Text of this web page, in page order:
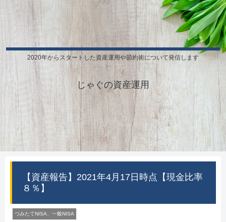
2020年からスタートした資産運用や節約術について発信します
じゃぐの資産運用
【資産報告】2021年4月17日時点【現金比率
８％】
つみたてNISA、一般NISA